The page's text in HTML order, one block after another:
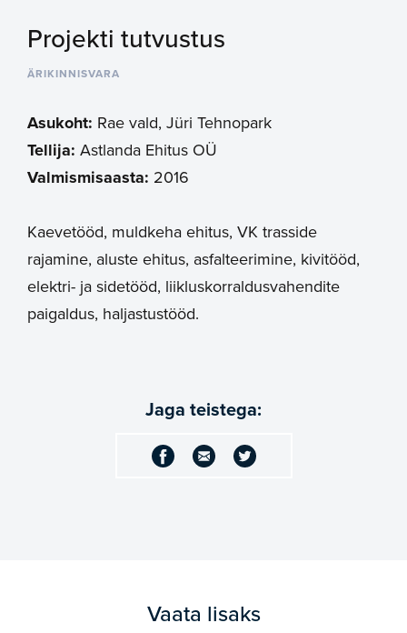
Projekti tutvustus
ÄRIKINNISVARA
Asukoht: Rae vald, Jüri Tehnopark
Tellija: Astlanda Ehitus OÜ
Valmismisaasta: 2016
Kaevetööd, muldkeha ehitus, VK trasside
rajamine, aluste ehitus, asfalteerimine, kivitööd,
elektri- ja sidetööd, liikluskorraldusvahendite
paigaldus, haljastustööd.
Jaga teistega:
Vaata lisaks